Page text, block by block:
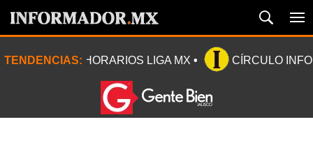
TENDENCIAS: HORARIOS LIGA MX CÍRCULO